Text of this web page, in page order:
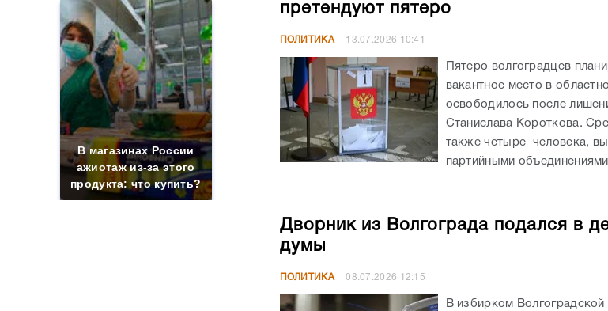
В магазинах России
ажиотаж из-за этого
продукта: что купить?
претендуют пятеро
ПОЛИТИКА 13.07.2026 10:41
Пятеро волгоградцев
вакантное место в
освободилось после
Станислава Короткова.
также четыре человека,
партийными
Дворник из Волгограда подался в
думы
ПОЛИТИКА 08.07.2026 12:15
В избирком